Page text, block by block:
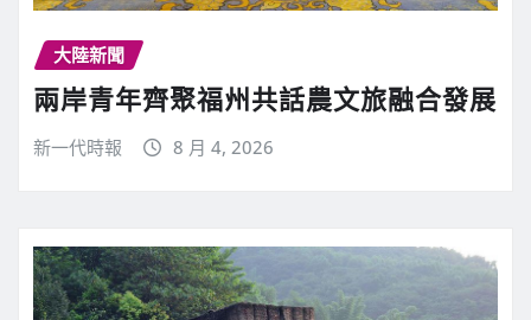
大陸新聞
兩岸青年齊聚福州共話農文旅融合發展
新一代時報 8 月 4, 2026